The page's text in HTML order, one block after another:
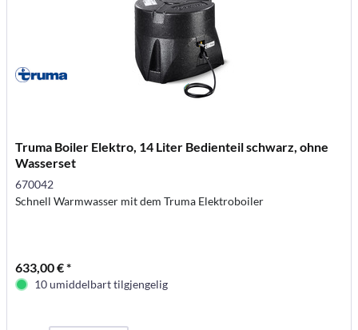
Truma Boiler Elektro, 14 Liter Bedienteil schwarz, ohne
Wasserset
670042
Schnell Warmwasser mit dem Truma Elektroboiler
633,00 € *
10 umiddelbart tilgjengelig